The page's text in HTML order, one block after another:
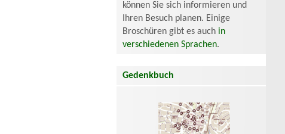
können Sie sich informieren und
Ihren Besuch planen. Einige
Broschüren gibt es auch in
verschiedenen Sprachen.
Gedenkbuch